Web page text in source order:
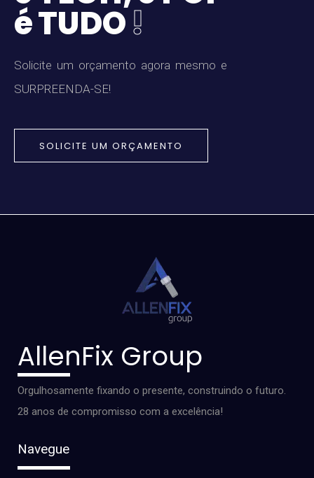
éTUDO!
Solicite um orçamento agora mesmo e
SURPREEN DA-SE!
SOLICITE UM ORÇAMENTO
AllenFix Group
Orgulhosamente fixando o presente, construindo o futuro.
28 anos de compromisso com a excelência!
Navegue